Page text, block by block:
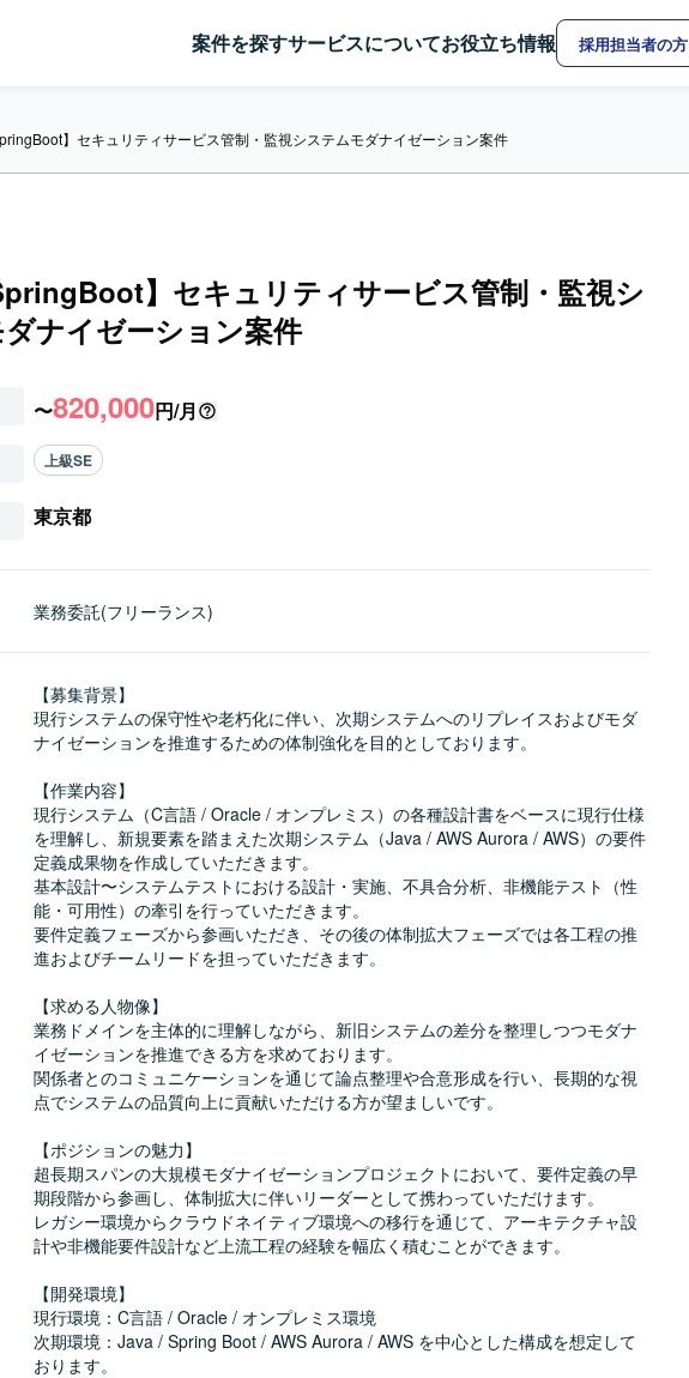
案件を探すサービスについてお役立ち情報 採用担当者の方
】セキュリティサービス管制・監視システムモダナイゼーション案件
】セキュリティサービス管制・監視シ
ナイゼーション案件
〜820,000円/月
上級SE
東京都
業務委託(フリーランス)
【募集背景】
現行システムの保守性や老朽化に伴い、次期システムへのリプレイスおよびモダ
ナイゼーションを推進するための体制強化を目的としております。
【作業内容】
現行システム（C言語 / Oracle / オンプレミス）の各種設計書をベースに現行仕様
を理解し、新規要素を踏まえた次期システム（Java / AWS Aurora / AWS）の要件
定義成果物を作成していただきます。
基本設計〜システムテストにおける設計・実施、不具合分析、非機能テスト（性
能・可用性）の牽引を行っていただきます。
要件定義フェーズから参画いただき、その後の体制拡大フェーズでは各工程の推
進およびチームリードを担っていただきます。
【求める人物像】
業務ドメインを主体的に理解しながら、新旧システムの差分を整理しつつモダナ
イゼーションを推進できる方を求めております。
関係者とのコミュニケーションを通じて論点整理や合意形成を行い、長期的な視
点でシステムの品質向上に貢献いただける方が望ましいです。
【ポジションの魅力】
超長期スパンの大規模モダナイゼーションプロジェクトにおいて、要件定義の早
期段階から参画し、体制拡大に伴いリーダーとして携わっていただけます。
レガシー環境からクラウドネイティブ環境への移行を通じて、アーキテクチャ設
計や非機能要件設計など上流工程の経験を幅広く積むことができます。
【開発環境】
現行環境：C言語 / Oracle / オンプレミス環境
次期環境：Java / Spring Boot / AWS Aurora / AWS を中心とした構成を想定して
おります。